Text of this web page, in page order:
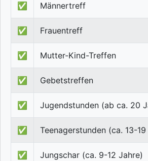
✅ Männertreff
✅ Frauentreff
✅ Mutter-Kind-Treffen
✅ Gebetstreffen
✅ Jugendstunden (ab ca. 20
✅ Teenagerstunden (ca. 13-19
✅ Jungschar (ca. 9-12 Jahre)